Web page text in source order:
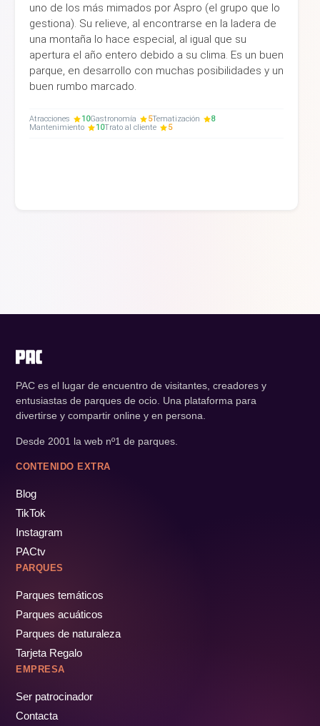
uno de los más mimados por Aspro (el grupo que lo
gestiona). Su relieve, al encontrarse en la ladera de
una montaña lo hace especial, al igual que su
apertura el año entero debido a su clima. Es un buen
parque, en desarrollo con muchas posibilidades y un
buen rumbo marcado.
Atracciones 10Gastronomía 5Tematización
8
Mantenimiento
10Trato al cliente 5
PAC es el lugar de encuentro de visitantes, creadores y
entusiastas de parques de ocio. Una plataforma para
divertirse y compartir online y en persona.
Desde 2001 la web nº1 de parques.
CONTENIDO EXTRA
Blog
TikTok
Instagram
PACtv
PARQUES
Parques temáticos
Parques acuáticos
Parques de naturaleza
Tarjeta Regalo
EMPRESA
Ser patrocinador
Contacta